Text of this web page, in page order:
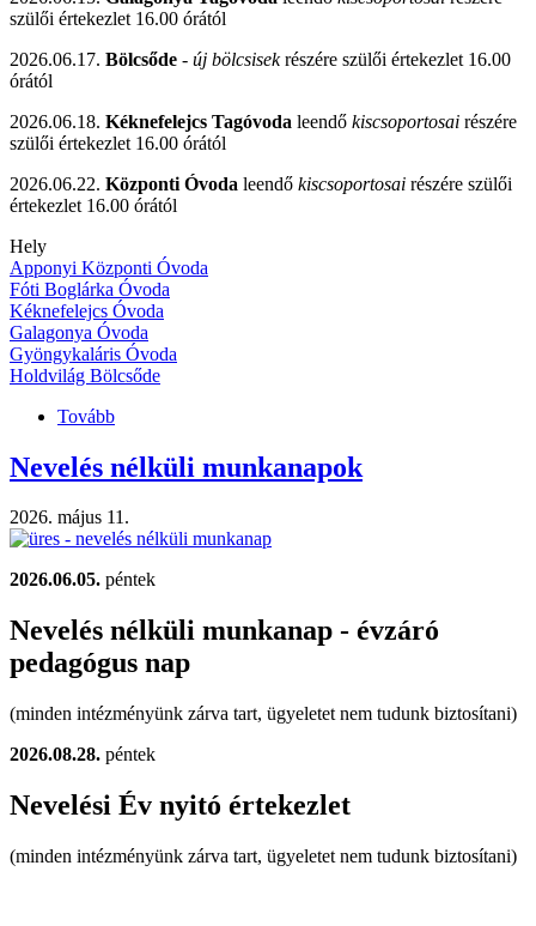
szülői értekezlet 16.00 órától
2026.06.17. Bölcsőde - új bölcsisekrészére szülői értekezlet 16.00
órától
2026.06.18. Kéknefelejcs Tagóvoda leendő kiscsoportosai részére
szülői értekezlet 16.00 órától
2026.06.22. Központi Óvoda leendő kiscsoportosai részére szülői
értekezlet 16.00 órától
Hely
Apponyi Központi Óvoda
Fóti Boglárka Óvoda
Kéknefelejcs Óvoda
Galagonya Óvoda
Gyöngykaláris Óvoda
Holdvilág Bölcsőde
Tovább
/leendő
kiscsoportosok,
bölcsödések/)
Nevelés nélküli munkanapok
2026. május 11.
2026.06.05. péntek
Nevelés nélküli munkanap - évzáró
pedagógus nap
(minden intézményünk zárva tart, ügyeletet nem tudunk biztosítani)
2026.08.28. péntek
Nevelési Év nyitó értekezlet
(minden intézményünk zárva tart, ügyeletet nem tudunk biztosítani)